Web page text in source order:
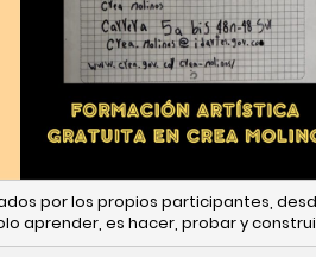
por los propios participantes,
aprender, es hacer, probar y